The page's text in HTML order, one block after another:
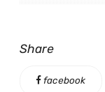
Share
facebook